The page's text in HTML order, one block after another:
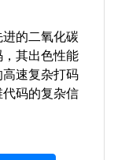
的二氧化碳
其出色性能
速复杂打码
码的复杂信